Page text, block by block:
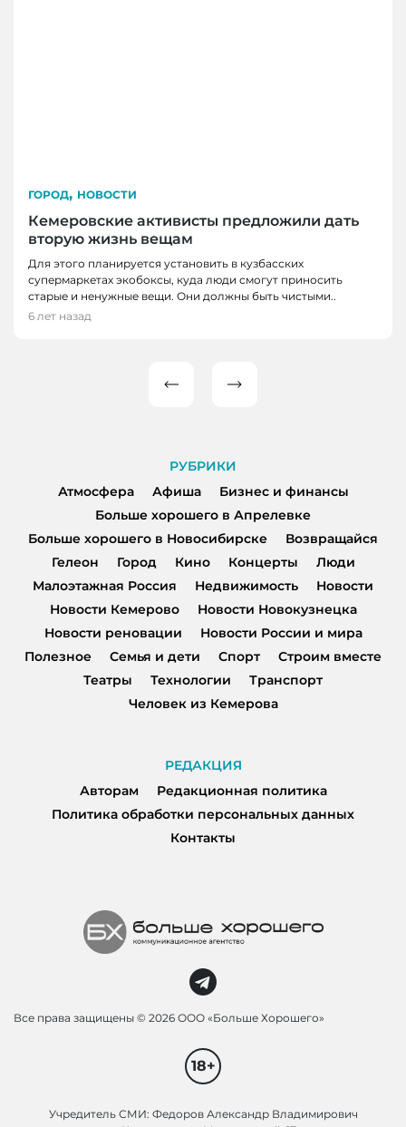
ГОРОД, НОВОСТИ
Кемеровские активисты предложили дать
вторую жизнь вещам
Для этого планируется установить в кузбасских
супермаркетах экобоксы, куда люди смогут приносить
старые и ненужные вещи. Они должны быть чистыми..
6 лет назад
записей
РУБРИКИ
Атмосфера
Афиша
Бизнес и финансы
Больше хорошего в Апрелевке
Больше хорошего в Новосибирске
Возвращайся
Гелеон
Город Кино Концерты
Люди
Малоэтажная Россия
Недвижимость
Новости
Новости Кемерово
Новости Новокузнецка
Новости реновации
Новости России и мира
Полезное
Семья и дети Спорт
Строим вместе
Театры
Технологии
Транспорт
Человек из Кемерова
РЕДАКЦИЯ
Авторам
Редакционная политика
Политика обработки персональных данных
Контакты
Все права защищены © 2026 ООО «Больше Хорошего»
18+
Учредитель СМИ: Федоров Александр Владимирович